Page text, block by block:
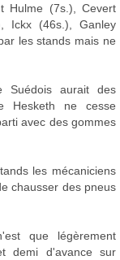
Hulme (7s.), Cevert
Ickx (46s.), Ganley
les stands mais ne
Suédois aurait des
Hesketh ne cesse
avec des gommes
les mécaniciens
chausser des pneus
que légèrement
demi d'avance sur